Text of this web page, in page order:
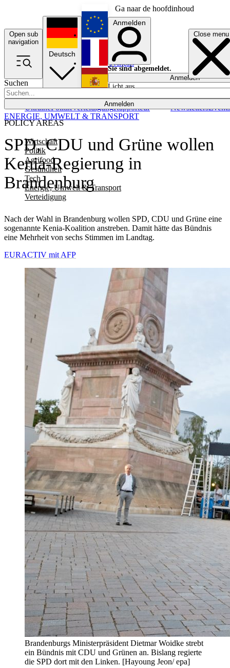
Ga naar de hoofdinhoud
Open sub
navigation
Close menu
Suchen
Anmelden
POLICY AREAS
Wirtschaft
Politik
Agrifood
Gesundheit
Tech
Energie, Umwelt & Transport
Verteidigung
UkrainePolitikVerteidigungRapporteur NewslettersEvents
Deutsch
English
Français
Anmelden
Sie sind abgemeldet.
Anmelden
Licht aus
SPD, CDU und Grüne wollen
Kenia-Regierung in
Brandenburg
Nach der Wahl in Brandenburg wollen SPD, CDU und Grüne eine
sogenannte Kenia-Koalition anstreben. Damit hätte das Bündnis
eine Mehrheit von sechs Stimmen im Landtag.
ENERGIE, UMWELT & TRANSPORT
EURACTIV mit AFP
Brandenburgs Ministerpräsident Dietmar Woidke strebt
ein Bündnis mit CDU und Grünen an. Bislang regierte
die SPD dort mit den Linken. [Hayoung Jeon/ epa]